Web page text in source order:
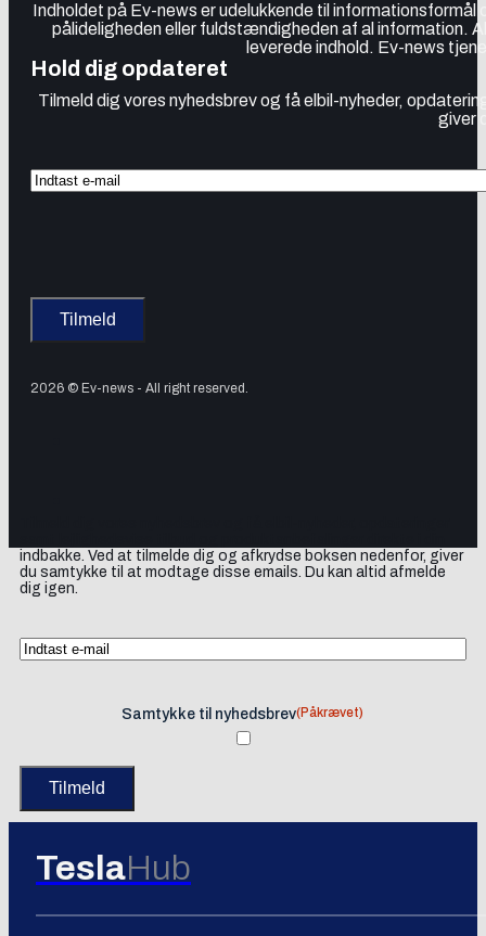
Indholdet på Ev-news er udelukkende til
pålideligheden eller fuldstændigheden af al information.
leverede indhold. Ev-news
Hold dig opdateret
Tilmeld dig vores nyhedsbrev og få elbil-nyheder,
giver
2026 © Ev-news - All right reserved.
indbakke. Ved at tilmelde dig og afkrydse boksen nedenfor, giver
du samtykke til at modtage disse emails. Du kan altid afmelde
dig igen.
Samtykke til nyhedsbrev(Påkrævet)
TeslaHub